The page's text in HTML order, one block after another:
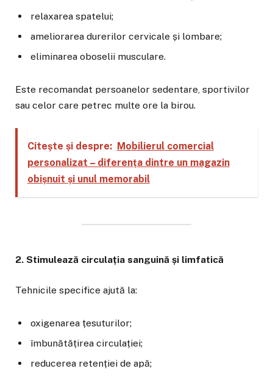
relaxarea spatelui;
ameliorarea durerilor cervicale și lombare;
eliminarea oboselii musculare.
Este recomandat persoanelor sedentare, sportivilor
sau celor care petrec multe ore la birou.
Citește și despre: Mobilierul comercial
personalizat – diferența dintre un magazin
obișnuit și unul memorabil
2. Stimulează circulația sanguină și limfatică
Tehnicile specifice ajută la:
oxigenarea țesuturilor;
îmbunătățirea circulației;
reducerea retenției de apă;